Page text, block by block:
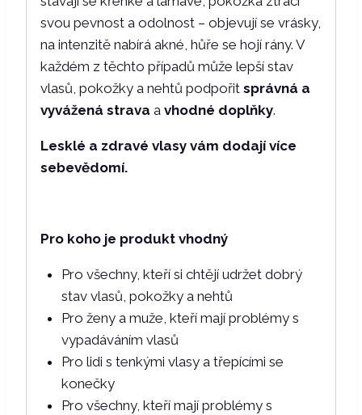
svou pevnost a odolnost – objevují se vrásky,
na intenzitě nabírá akné, hůře se hojí rány. V
každém z těchto případů může lepší stav
vlasů, pokožky a nehtů podpořit správná a
vyvážená strava a vhodné doplňky.
Lesklé a zdravé vlasy vám dodají více
sebevědomí.
Pro koho je produkt vhodný
Pro všechny, kteří si chtějí udržet dobrý
stav vlasů, pokožky a nehtů
Pro ženy a muže, kteří mají problémy s
vypadáváním vlasů
Pro lidi s tenkými vlasy a třepícími se
konečky
Pro všechny, kteří mají problémy s